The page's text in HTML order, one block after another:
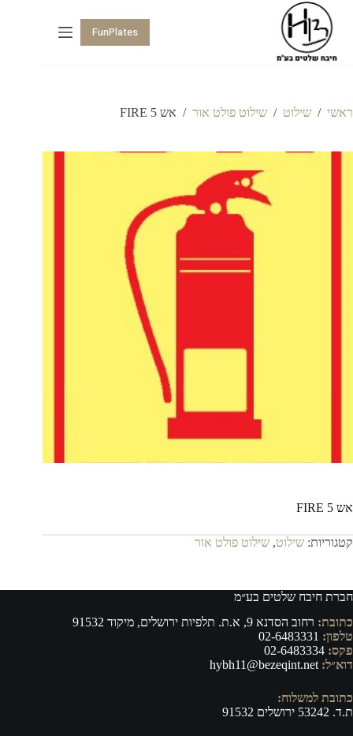
FunPlates
ראשי / שילוט / שילוט פולט אור / אש FIRE 5
אש FIRE 5
קטגוריות: שילוט, שילוט פולט אור
חברת חיבח שלטים בע״מ
כתובת: רחוב הסדנא 9, א.ת. תלפיות ירושלים, מיקוד 91532
טלפון: 02-6483331
פקס:
דוא״ל: hybh11@bezeqint.net
כתובת למשלוח:
ת.ד. 53242 ירושלים 91532